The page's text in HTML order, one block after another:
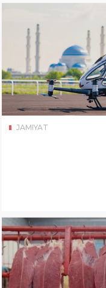
JAMIYAT